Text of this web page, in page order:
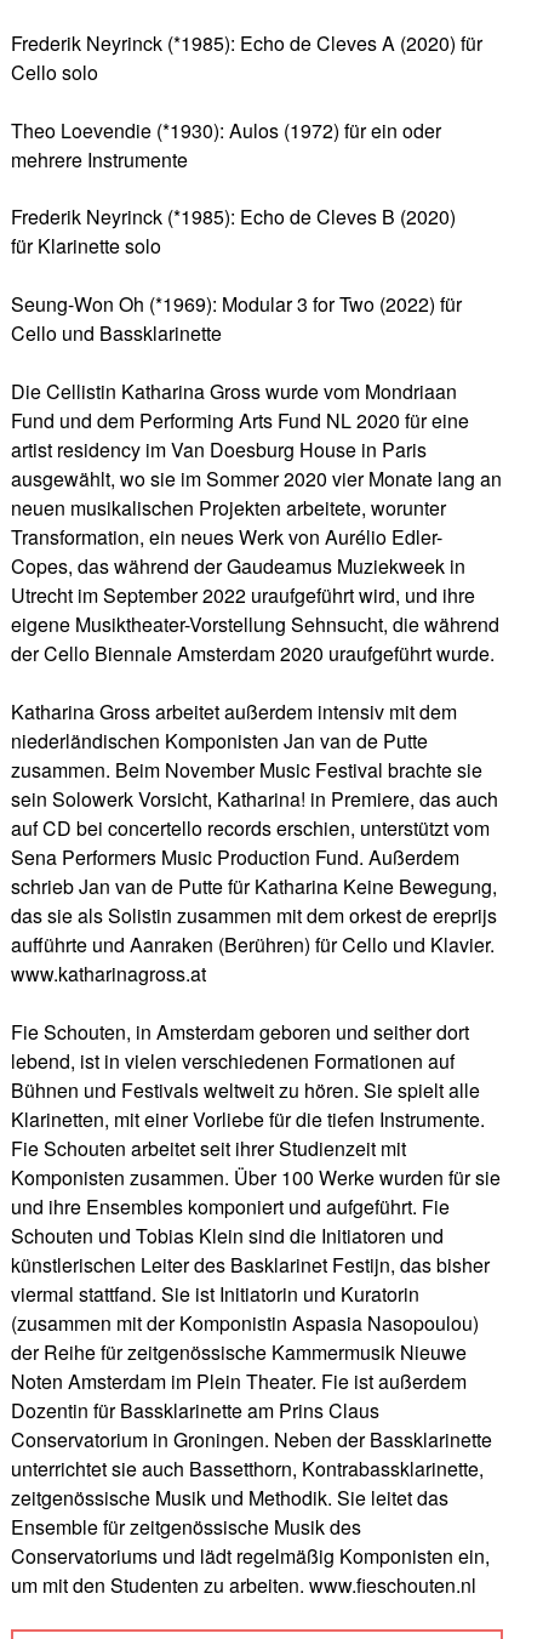
Frederik Neyrinck (*1985): Echo de Cleves A (2020) für
Cello solo
Theo Loevendie (*1930): Aulos (1972) für ein oder
mehrere Instrumente
Frederik Neyrinck (*1985): Echo de Cleves B (2020)
für Klarinette solo
Seung-Won Oh (*1969): Modular 3 for Two (2022) für
Cello und Bassklarinette
Die Cellistin Katharina Gross wurde vom Mondriaan
Fund und dem Performing Arts Fund NL 2020 für eine
artist residency im Van Doesburg House in Paris
ausgewählt, wo sie im Sommer 2020 vier Monate lang an
neuen musikalischen Projekten arbeitete, worunter
Transformation, ein neues Werk von Aurélio Edler-
Copes, das während der Gaudeamus Muziekweek in
Utrecht im September 2022 uraufgeführt wird, und ihre
eigene Musiktheater-Vorstellung Sehnsucht, die während
der Cello Biennale Amsterdam 2020 uraufgeführt wurde.
Katharina Gross arbeitet außerdem intensiv mit dem
niederländischen Komponisten Jan van de Putte
zusammen. Beim November Music Festival brachte sie
sein Solowerk Vorsicht, Katharina! in Premiere, das auch
auf CD bei concertello records erschien, unterstützt vom
Sena Performers Music Production Fund. Außerdem
schrieb Jan van de Putte für Katharina Keine Bewegung,
das sie als Solistin zusammen mit dem orkest de ereprijs
aufführte und Aanraken (Berühren) für Cello und Klavier.
www.katharinagross.at
Fie Schouten, in Amsterdam geboren und seither dort
lebend, ist in vielen verschiedenen Formationen auf
Bühnen und Festivals weltweit zu hören. Sie spielt alle
Klarinetten, mit einer Vorliebe für die tiefen Instrumente.
Fie Schouten arbeitet seit ihrer Studienzeit mit
Komponisten zusammen. Über 100 Werke wurden für sie
und ihre Ensembles komponiert und aufgeführt. Fie
Schouten und Tobias Klein sind die Initiatoren und
künstlerischen Leiter des Basklarinet Festijn, das bisher
viermal stattfand. Sie ist Initiatorin und Kuratorin
(zusammen mit der Komponistin Aspasia Nasopoulou)
der Reihe für zeitgenössische Kammermusik Nieuwe
Noten Amsterdam im Plein Theater. Fie ist außerdem
Dozentin für Bassklarinette am Prins Claus
Conservatorium in Groningen. Neben der Bassklarinette
unterrichtet sie auch Bassetthorn, Kontrabassklarinette,
zeitgenössische Musik und Methodik. Sie leitet das
Ensemble für zeitgenössische Musik des
Conservatoriums und lädt regelmäßig Komponisten ein,
um mit den Studenten zu arbeiten. www.fieschouten.nl